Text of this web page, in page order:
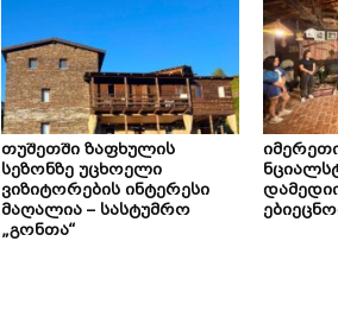
თუშეთში ზაფხულის
სეზონზე უცხოელი
ვიზიტორების ინტერესი
მაღალია – სასტუმრო
„გონთა“